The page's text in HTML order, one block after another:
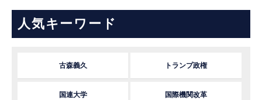
人気キーワード
古森義久 トランプ政権
国連大学 国際機関改革